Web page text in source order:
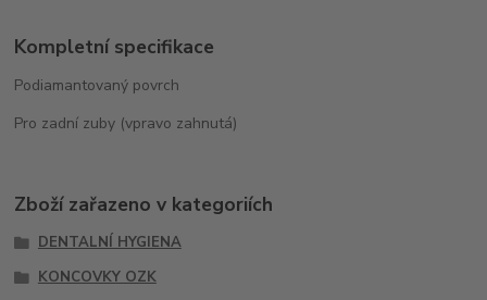
Kompletní specifikace
Podiamantovaný povrch
Pro zadní zuby (vpravo zahnutá)
Zboží zařazeno v kategoriích
DENTALNÍ HYGIENA
KONCOVKY OZK